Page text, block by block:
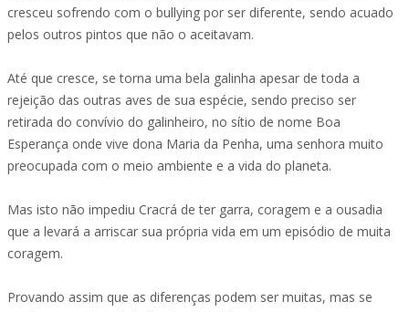
cresceu sofrendo com o bullying por ser diferente, sendo acuado
pelos outros pintos que não o aceitavam.
Até que cresce, se torna uma bela galinha apesar de toda a
rejeição das outras aves de sua espécie, sendo preciso ser
retirada do convívio do galinheiro, no sítio de nome Boa
Esperança onde vive dona Maria da Penha, uma senhora muito
preocupada com o meio ambiente e a vida do planeta.
Mas isto não impediu Cracrá de ter garra, coragem e a ousadia
que a levará a arriscar sua própria vida em um episódio de muita
coragem.
Provando assim que as diferenças podem ser muitas, mas se